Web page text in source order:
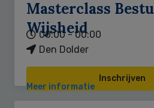
Masterclass
Wijsheid
00:00 - 00:00
Den Dolder
Inschrijven
Meer informatie